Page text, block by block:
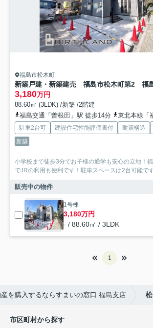
福島市松木町
3,180万円
88.60㎡ (3LDK) /新築 /2階建
福島交通「曽根田」駅 徒歩14分
東北本線「
駐車2台可 建設住宅性能評価書付 耐震構造
新築
小学校まで徒歩3分でお子様の通学も安心の立地！
でJRの利用も便利です！駐車スペースは2台可能で
販売中の物件
1号棟
3,180万円
- / 88.60㎡ / 3LDK
1
を購入するならすまいの窓口 福島支店
市区町村から探す